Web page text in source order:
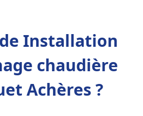
Installation
chaudière
Achères ?